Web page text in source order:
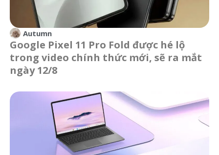
Autumn
Google Pixel 11 Pro Fold được hé lộ
trong video chính thức mới, sẽ ra mắt
ngày 12/8